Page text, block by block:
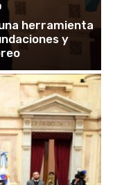
herramienta
y